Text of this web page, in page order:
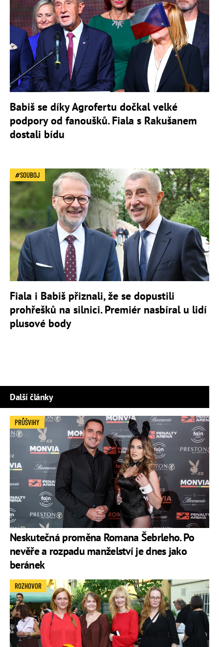
Babiš se díky Agrofertu dočkal velké
podpory od fanoušků. Fiala s Rakušanem
dostali bídu
SOUBOJ
Fiala i Babiš přiznali, že se dopustili
prohřešků na silnici. Premiér nasbíral u lidí
plusové body
Další články
Neskutečná proměna Romana Šebrleho. Po
nevěře a rozpadu manželství je dnes jako
beránek
PRŮŠVIHY
ROZHOVOR